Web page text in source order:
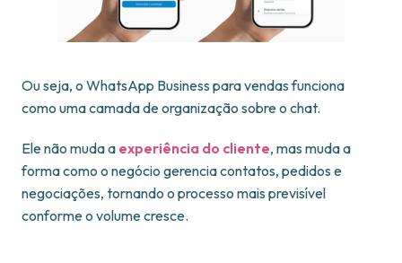
Ou seja, o WhatsApp Business para vendas funciona
como uma camada de organização sobre o chat.
Ele não muda a experiência do cliente, mas muda a
forma como o negócio gerencia contatos, pedidos e
negociações, tornando o processo mais previsível
conforme o volume cresce.